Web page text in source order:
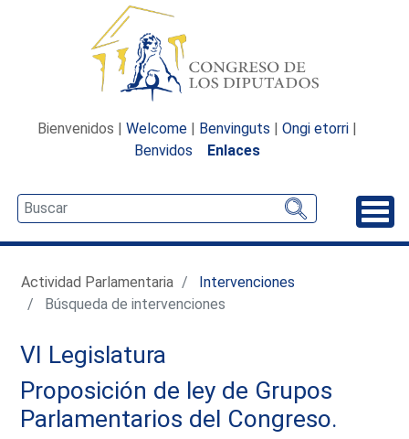
Bienvenidos | Welcome | Benvinguts | Ongi etorri |
Benvidos
Enlaces
Actividad Parlamentaria
Intervenciones
Búsqueda de intervenciones
VI Legislatura
Proposición de ley de Grupos
Parlamentarios del Congreso.